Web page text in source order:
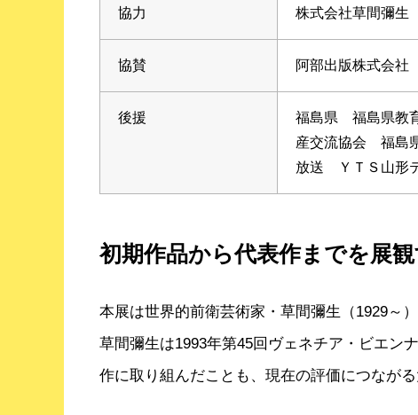
協力 株式会社草間彌生
協賛 阿部出版株式会
後援
福島県 福島県教
産交流協会 福島
放送 ＹＴＳ山形
初期作品から代表作までを展
本展は世界的前衛芸術家・草間彌生（1929～
草間彌生は1993年第45回ヴェネチア・ビエン
作に取り組んだことも、現在の評価につなが